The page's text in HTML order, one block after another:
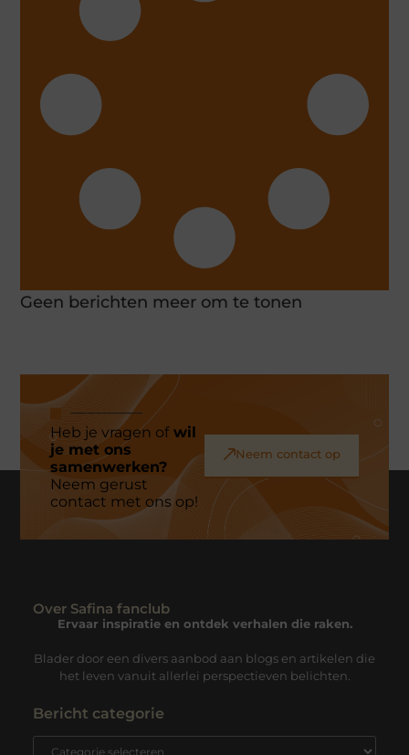
Geen berichten meer om te tonen
Heb je vragen ofwil
je met ons
samenwerken?
Neem gerust
contact met ons op!
Neem contact op
Over Safina fanclub
Ervaar inspiratie en ontdek verhalen die raken.
Blader door een divers aanbod aan blogs en artikelen die
het leven vanuit allerlei perspectieven belichten.
Bericht categorie